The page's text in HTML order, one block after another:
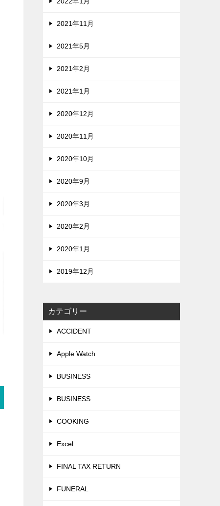
2021年11月
2021年5月
2021年2月
2021年1月
2020年12月
2020年11月
2020年10月
2020年9月
2020年3月
2020年2月
2020年1月
2019年12月
カテゴリー
ACCIDENT
Apple Watch
BUSINESS
BUSINESS
COOKING
Excel
FINAL TAX RETURN
FUNERAL